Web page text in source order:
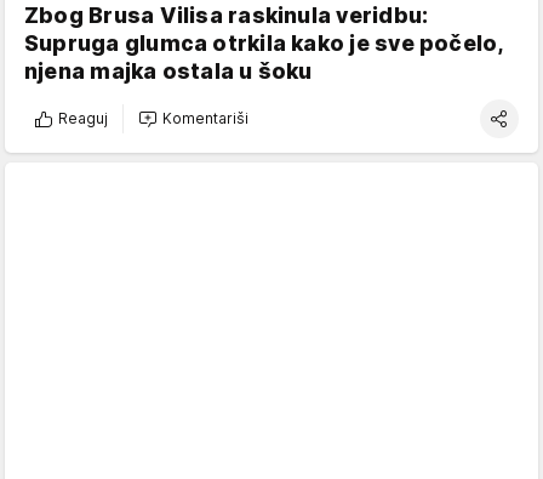
Zbog Brusa Vilisa raskinula veridbu:
Supruga glumca otrkila kako je sve počelo,
njena majka ostala u šoku
Reaguj Komentariši